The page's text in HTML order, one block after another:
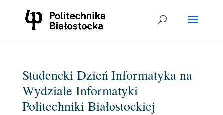
Studencki Dzień Informatyka na
Wydziale Informatyki
Politechniki Białostockiej